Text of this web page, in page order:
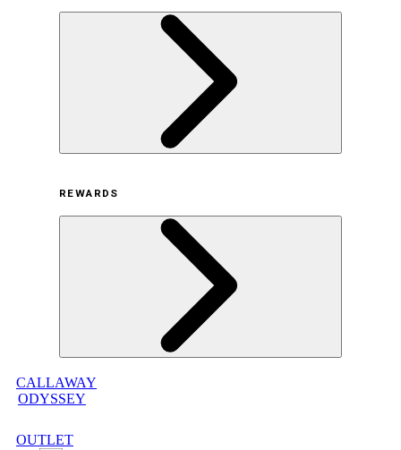
サステナビリティの取り組み（日本）
サステナビリティの取り組み（米国/英語）
ヒストリー
採用情報
オンラインストア利用規約
プライバシーポリシー
特定商取引法に基づく表示
古物営業法に基づく表示
REWARDS
CALLAWAY
ODYSSEY
OUTLET